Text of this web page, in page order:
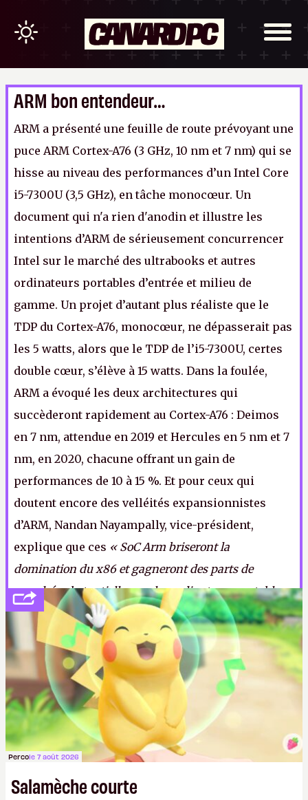
ARM bon entendeur…
ARM a présenté une feuille de route prévoyant une
puce ARM Cortex-A76 (3 GHz, 10 nm et 7 nm) qui se
hisse au niveau des performances d’un Intel Core
i5-7300U (3,5 GHz), en tâche monocœur. Un
document qui n'a rien d'anodin et illustre les
intentions d’ARM de sérieusement concurrencer
Intel sur le marché des ultrabooks et autres
ordinateurs portables d’entrée et milieu de
gamme. Un projet d’autant plus réaliste que le
TDP du Cortex-A76, monocœur, ne dépasserait pas
les 5 watts, alors que le TDP de l’i5-7300U, certes
double cœur, s’élève à 15 watts. Dans la foulée,
ARM a évoqué les deux architectures qui
succèderont rapidement au Cortex-A76 : Deimos
en 7 nm, attendue en 2019 et Hercules en 5 nm et 7
nm, en 2020, chacune offrant un gain de
performances de 10 à 15 %. Et pour ceux qui
doutent encore des velléités expansionnistes
d’ARM, Nandan Nayampally, vice-président,
explique que ces « SoC Arm briseront la
domination du x86 et gagneront des parts de
marché substantielles sur les ordinateurs portables
Windows et les Chromebooks au cours des cinq
prochaines années » tout en rappelant que les SoC
tireront parti « de l’innovation de rupture que la 5G
apportera à tous les terminaux clients ».
Percole 7 août 2026
Salamèche courte